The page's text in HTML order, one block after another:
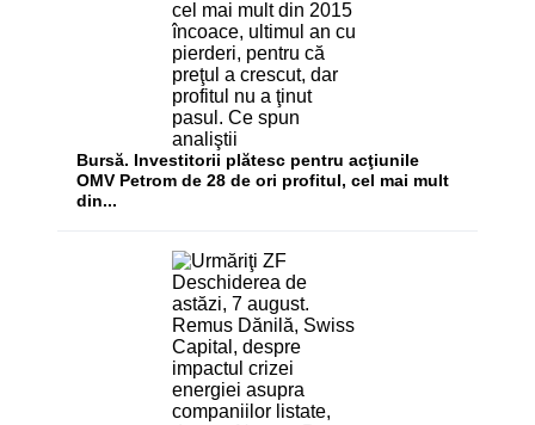
Bursă. Investitorii plătesc pentru acţiunile
OMV Petrom de 28 de ori profitul, cel mai mult
din...